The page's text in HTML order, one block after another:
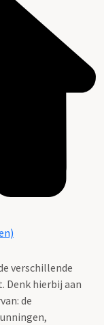
verschillende
Denk hierbij aan
de